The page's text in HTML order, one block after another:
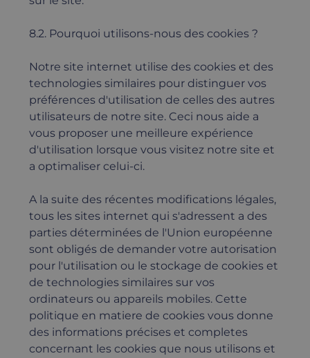
8.2. Pourquoi utilisons-nous des cookies ?
Notre site internet utilise des cookies et des
technologies similaires pour distinguer vos
préférences d'utilisation de celles des autres
utilisateurs de notre site. Ceci nous aide a
vous proposer une meilleure expérience
d'utilisation lorsque vous visitez notre site et
a optimaliser celui-ci.
A la suite des récentes modifications légales,
tous les sites internet qui s'adressent a des
parties déterminées de l'Union européenne
sont obligés de demander votre autorisation
pour l'utilisation ou le stockage de cookies et
de technologies similaires sur vos
ordinateurs ou appareils mobiles. Cette
politique en matiere de cookies vous donne
des informations précises et completes
concernant les cookies que nous utilisons et